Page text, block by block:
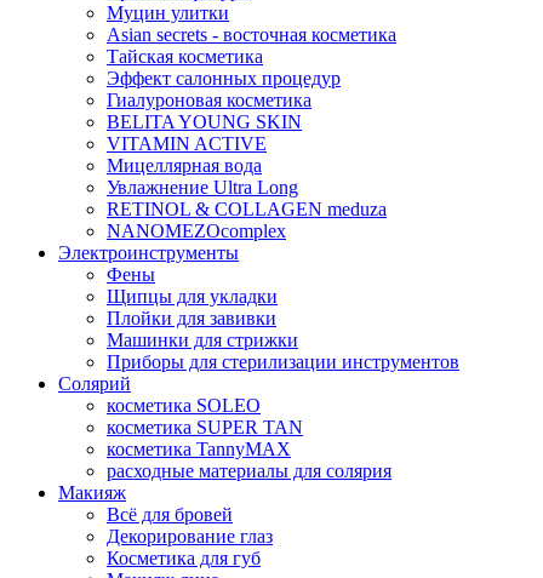
Муцин улитки
Asian seсrets - восточная косметика
Тайская косметика
Эффект салонных процедур
Гиалуроновая косметика
BELITA YOUNG SKIN
VITAMIN ACTIVE
Мицеллярная вода
Увлажнение Ultra Long
RETINOL & COLLAGEN meduza
NANOMEZOcomplex
Электроинструменты
Фены
Щипцы для укладки
Плойки для завивки
Машинки для стрижки
Приборы для стерилизации инструментов
Солярий
косметика SOLEO
косметика SUPER TAN
косметика TannyMAX
расходные материалы для солярия
Макияж
Всё для бровей
Декорирование глаз
Косметика для губ